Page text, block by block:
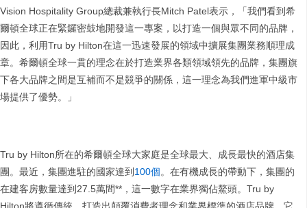
Vision Hospitality Group總裁兼執行長Mitch Patel表示，「我們看到希
爾頓全球正在緊鑼密鼓地開發這一專案，以打造一個與眾不同的品牌，
因此，利用Tru by Hilton在這一迅速發展的領域中擴展集團業務順理成
章。希爾頓全球一貫的理念在於打造業界各類領域領先的品牌，集團旗
下各大品牌之間是互補而不是競爭的關係，這一理念為我們進軍中級市
場提供了優勢。」
Tru by Hilton所在的希爾頓全球大家庭是全球最大、成長最快的酒店集
團。最近，集團進駐的國家達到 100個。在有機成長的帶動下，集團的
在建客房數量達到27.5萬間**，這一數字在業界獨佔鰲頭。Tru by